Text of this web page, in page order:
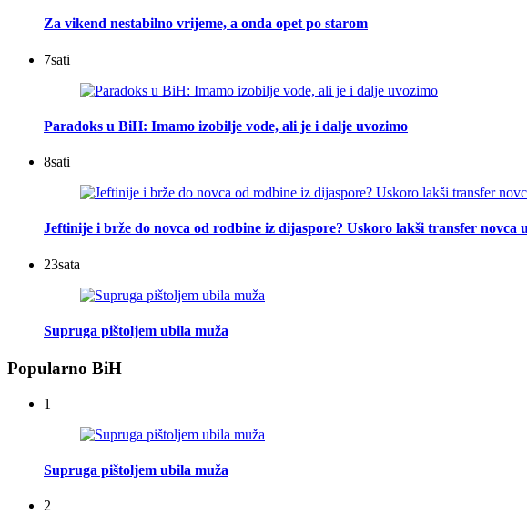
Za vikend nestabilno vrijeme, a onda opet po starom
7sati
Paradoks u BiH: Imamo izobilje vode, ali je i dalje uvozimo
8sati
Jeftinije i brže do novca od rodbine iz dijaspore? Uskoro lakši transfer novca
23sata
Supruga pištoljem ubila muža
Popularno BiH
1
Supruga pištoljem ubila muža
2